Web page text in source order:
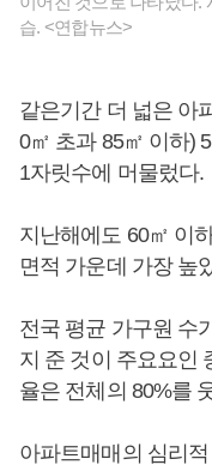
습. <연합뉴스>
같은기간 더 넓은 아
0㎡ 초과 85㎡ 이하)
1자릿수에 머물렀다.
지난해에도 60㎡ 이
면적 가운데 가장 높
전국 평균 가구원 수
지 준 것이 주요요인
율은 전체의 80%를
아파트매매의 심리